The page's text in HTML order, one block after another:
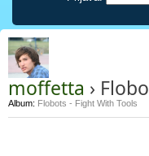
moffetta ›
Album: Flobots - Fight With Tools